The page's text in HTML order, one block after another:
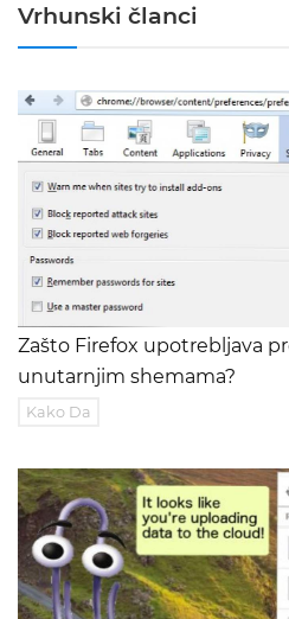
Vrhunski članci
Zašto Firefox upotrebljava
unutarnjim shemama?
Kako Da